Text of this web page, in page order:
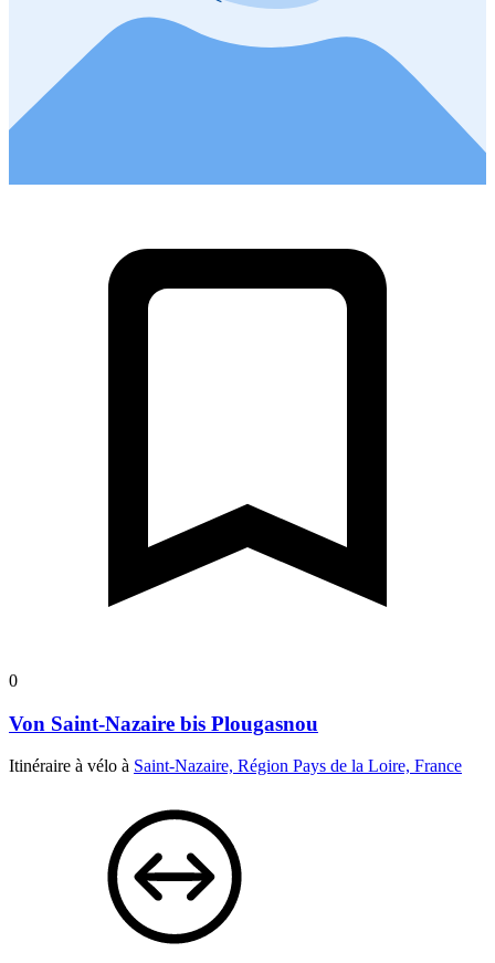
0
Von Saint-Nazaire bis Plougasnou
Itinéraire à vélo à Saint-Nazaire, Région Pays de la Loire, France